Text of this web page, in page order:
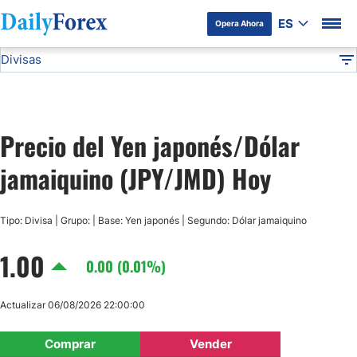
Opera Ahora ES
Divulgación del Anunciante
Divisas
USD/JPY
GBP/USD
AUD/USD
Precio del Yen japonés/Dólar
jamaiquino (JPY/JMD) Hoy
Tipo: Divisa | Grupo: | Base: Yen japonés | Segundo: Dólar jamaiquino
1.00 0.00 (0.01%)
Comprar Vender
Actualizar 06/08/2026 22:00:00